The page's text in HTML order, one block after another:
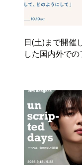
日(土)まで開催
した国内外で